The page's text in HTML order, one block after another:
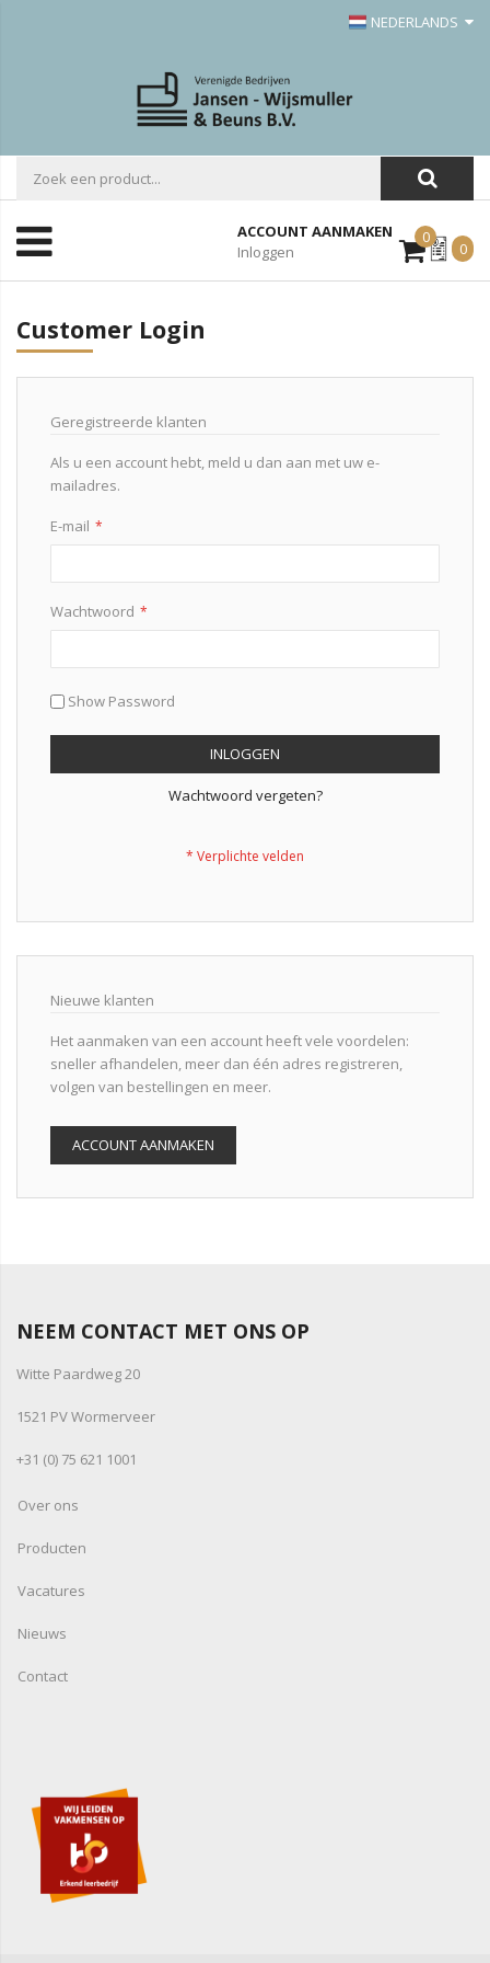
NEDERLANDS
ACCOUNT AANMAKEN
Inloggen
0Mijn
Offerte
0
Customer Login
Geregistreerde klanten
Als u een account hebt, meld u dan aan met uw e-
mailadres.
E-mail
Wachtwoord
Show Password
INLOGGEN
Wachtwoord vergeten?
Nieuwe klanten
Het aanmaken van een account heeft vele voordelen:
sneller afhandelen, meer dan één adres registreren,
volgen van bestellingen en meer.
ACCOUNT AANMAKEN
NEEM CONTACT MET ONS OP
Witte Paardweg 20
1521 PV Wormerveer
+31 (0) 75 621 1001
Over ons
Producten
Vacatures
Nieuws
Contact